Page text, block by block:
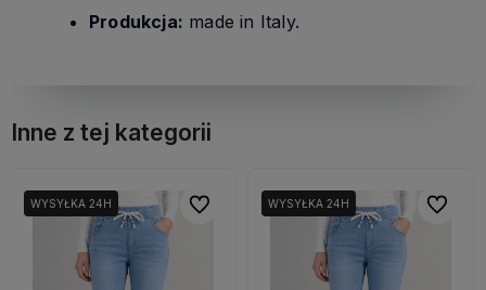
Produkcja: made in Italy.
Inne z tej kategorii
WYSYŁKA 24H Do ulubionych
Do ulubionychWYSYŁKA 24H Do
Do